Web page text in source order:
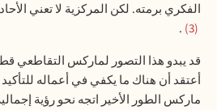
الفكري برمته. لكن المركزية لا تعني
3
.
قد يبدو هذا التصور لماركس التقاطعي
أعتقد أن هناك ما يكفي في أعماله
ماركس الطور الأخير اتجه نحو رؤية